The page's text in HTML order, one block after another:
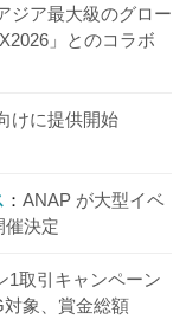
ジア最大級のグロー
」とのコラボ
けに提供開始
ANAP が大型イベ
催決定
1取引キャンペーン
象、賞金総額